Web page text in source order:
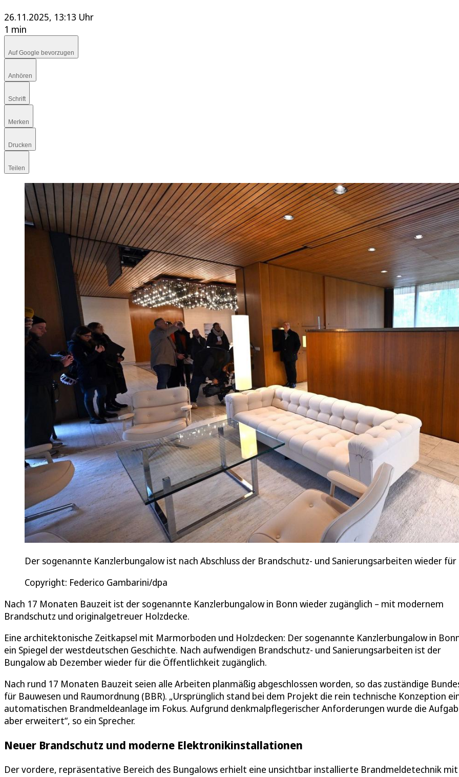
26.11.2025, 13:13 Uhr
1 min
Auf Google bevorzugen
Anhören
Schrift
Merken
Drucken
Teilen
Der sogenannte Kanzlerbungalow ist nach Abschluss der Brandschutz- und Sanierungsarbeiten wieder
Copyright: Federico Gambarini/dpa
Nach 17 Monaten Bauzeit ist der sogenannte Kanzlerbungalow in Bonn wieder zugänglich – mit modernem
Brandschutz und originalgetreuer Holzdecke.
Eine architektonische Zeitkapsel mit Marmorboden und Holzdecken: Der sogenannte Kanzlerbungalow in
ein Spiegel der westdeutschen Geschichte. Nach aufwendigen Brandschutz- und Sanierungsarbeiten ist der
Bungalow ab Dezember wieder für die Öffentlichkeit zugänglich.
Nach rund 17 Monaten Bauzeit seien alle Arbeiten planmäßig abgeschlossen worden, so das zuständige
für Bauwesen und Raumordnung (BBR). „Ursprünglich stand bei dem Projekt die rein technische Konzeption
automatischen Brandmeldeanlage im Fokus. Aufgrund denkmalpflegerischer Anforderungen wurde die
aber erweitert“, so ein Sprecher.
Neuer Brandschutz und moderne Elektronikinstallationen
Der vordere, repräsentative Bereich des Bungalows erhielt eine unsichtbar installierte Brandmeldetechnik mit